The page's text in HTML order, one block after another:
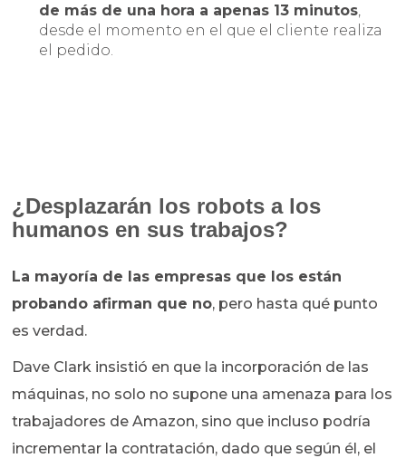
de más de una hora a apenas 13 minutos
desde el momento en el que el cliente realiza
el pedido.
¿Desplazarán los robots a los
humanos en sus trabajos?
La mayoría de las empresas que los están
probando afirman que no, pero hasta qué punto
es verdad.
Dave Clark insistió en que la incorporación de las
máquinas, no solo no supone una amenaza para los
trabajadores de Amazon, sino que incluso podría
incrementar la contratación, dado que según él, el